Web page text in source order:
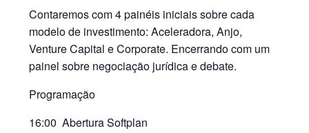
Contaremos com 4 painéis iniciais sobre cada
modelo de investimento: Aceleradora, Anjo,
Venture Capital e Corporate. Encerrando com um
painel sobre negociação jurídica e debate.
Programação
16:00 Abertura Softplan